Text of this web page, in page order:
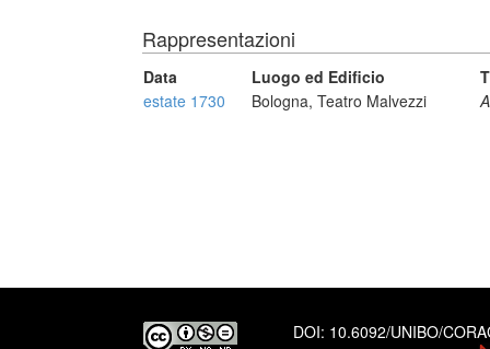
Rappresentazioni
Data Luogo ed Edificio
estate 1730
Bologna, Teatro Malvezzi
DOI: 10.6092/UNIBO/